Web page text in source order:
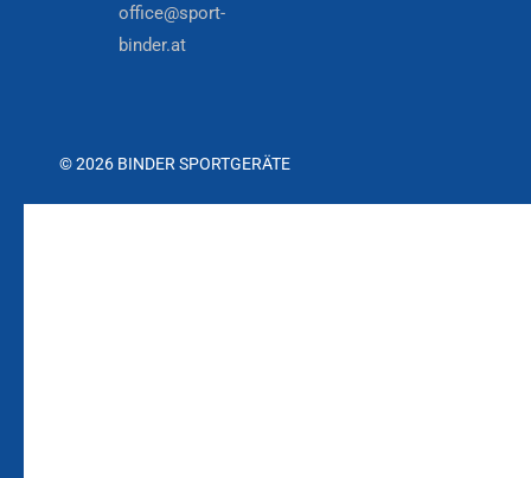
office@sport-
binder.at
© 2026 BINDER SPORTGERÄTE